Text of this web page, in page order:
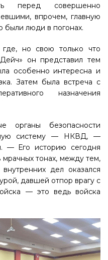
перед совершенно
впрочем, главную
были люди в погонах.
но свою только что
он представил тем
особенно интересна и
Затем была встреча с
назначения
безопасности
систему — НКВД, —
— Его историю сегодня
тонах, между тем,
дел оказался
давшей отпор врагу с
— это ведь войска